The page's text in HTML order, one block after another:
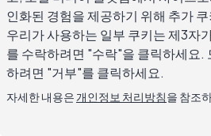
을 단계별로 설명합니다.
AI 이력서 재작성기란
AI 이력서 재작성기는 기존 이력서
인화된 경험을 제공하기 위해 추가
우리가 사용하는 일부 쿠키는 제3자
를 수락하려면 "수락"을 클릭하세요.
하려면 "거부"를 클릭하세요.
자세한 내용은 개인정보 처리방침을 참조